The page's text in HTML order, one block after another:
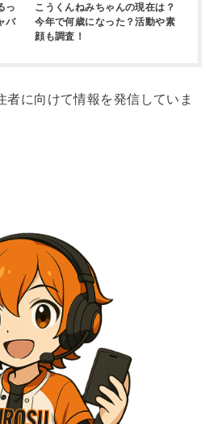
っ
バ
こうくんねみちゃんの現在は？
今年で何歳になった？活動や素
顔も調査！
に向けて情報を発信していま